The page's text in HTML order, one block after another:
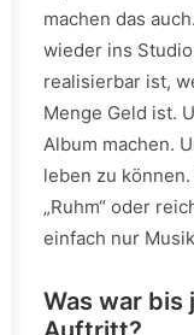
machen das
wieder ins
realisierbar ist,
Menge Geld ist.
Album machen.
leben zu
„Ruhm“ oder
einfach nur
Was war